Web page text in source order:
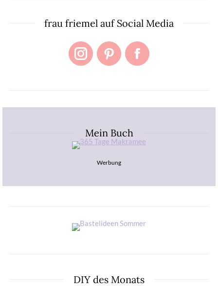
frau friemel auf Social Media
Instagram
PinterestFacebook
Mein Buch
Werbung
DIY des Monats